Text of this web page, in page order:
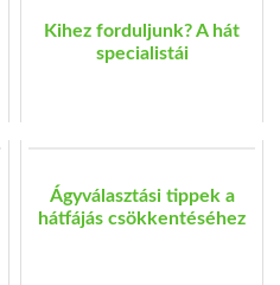
Kihez forduljunk? A hát
specialistái
Ágyválasztási tippek a
hátfájás csökkentéséhez